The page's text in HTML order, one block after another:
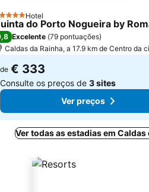
Hotel
do Porto Nogueira by
Excelente (79 pontuações)
Caldas da Rainha, a 17.9 km de Centro da
de € 333
Consulte os preços de 3 sites
Ver preços
Ver todas as estadias em Caldas